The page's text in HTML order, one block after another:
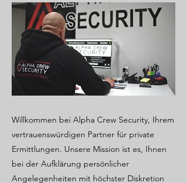
Willkommen bei Alpha Crew Security, Ihrem
vertrauenswürdigen Partner für private
Ermittlungen. Unsere Mission ist es, Ihnen
bei der Aufklärung persönlicher
Angelegenheiten mit höchster Diskretion